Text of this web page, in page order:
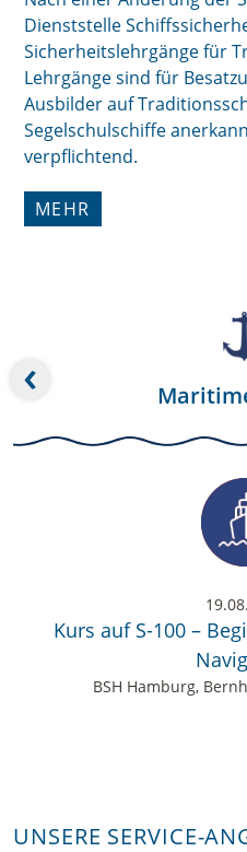
Dienststelle
Sicherheitslehrgänge für
Lehrgänge sind für
Ausbilder auf
Segelschulschiffe
verpflichtend.
MEHR
‹
Kurs auf S-100 –
BSH Hamburg,
UNSERE SERVICE-